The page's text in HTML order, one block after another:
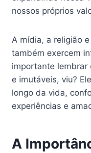
nossos próprios
A mídia, a religião
também exercem
importante lembrar
e imutáveis, viu?
longo da vida,
experiências e
A